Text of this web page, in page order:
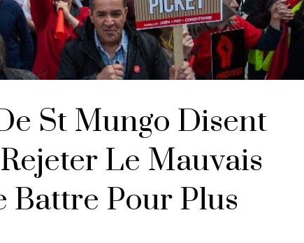
St Mungo Disent
Le Mauvais
Battre Pour Plus